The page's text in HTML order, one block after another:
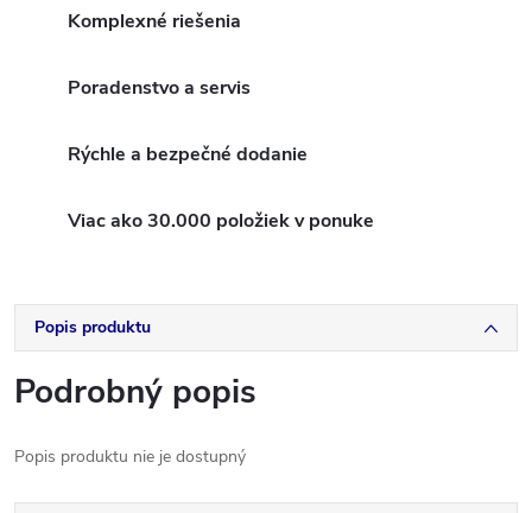
Komplexné riešenia
Poradenstvo a servis
Rýchle a bezpečné dodanie
Viac ako 30.000 položiek v ponuke
Popis produktu
Podrobný popis
Popis produktu nie je dostupný